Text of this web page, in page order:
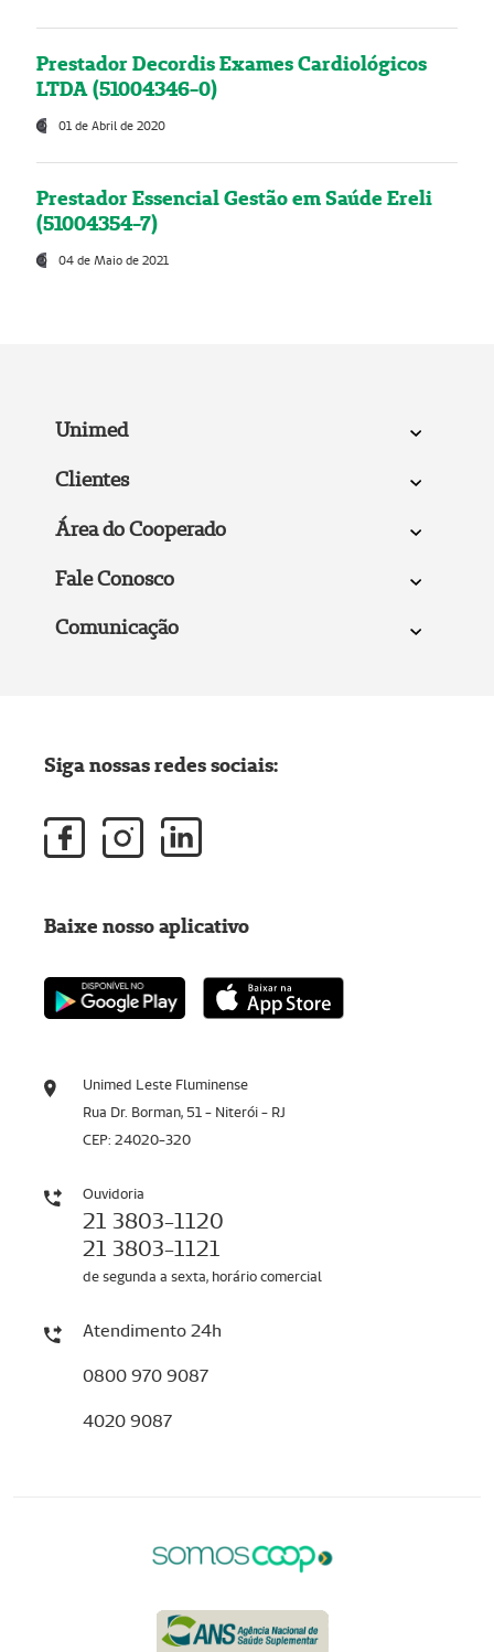
Prestador Decordis Exames Cardiológicos
LTDA (51004346-0)
01 de Abril de 2020
Prestador Essencial Gestão em Saúde Ereli
(51004354-7)
04 de Maio de 2021
Unimed
Clientes
Área do Cooperado
Fale Conosco
Comunicação
Unimed Leste Fluminense
Rua Dr. Borman, 51 - Niterói - RJ
CEP: 24020-320
Ouvidoria
21 3803-1120
21 3803-1121
de segunda a sexta, horário comercial
Atendimento 24h
0800 970 9087
4020 9087
Siga nossas redes sociais:
Baixe nosso aplicativo